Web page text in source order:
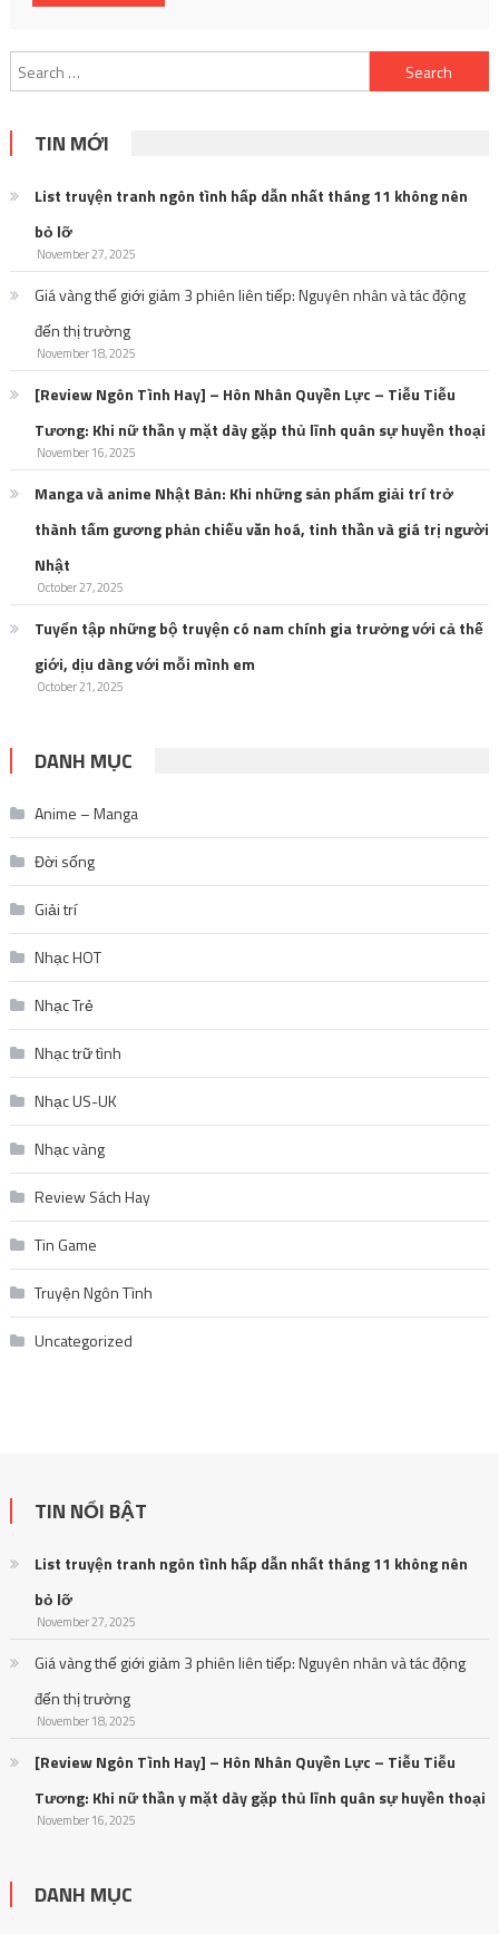
Search
for:
TIN MỚI
List truyện tranh ngôn tình hấp dẫn nhất tháng 11 không nên
bỏ lỡ
November 27, 2025
Giá vàng thế giới giảm 3 phiên liên tiếp: Nguyên nhân và tác động
đến thị trường
November 18, 2025
[Review Ngôn Tình Hay] – Hôn Nhân Quyền Lực – Tiễu Tiễu
Tương: Khi nữ thần y mặt dày gặp thủ lĩnh quân sự huyền thoại
November 16, 2025
Manga và anime Nhật Bản: Khi những sản phẩm giải trí trở
thành tấm gương phản chiếu văn hoá, tinh thần và giá trị người
Nhật
October 27, 2025
Tuyển tập những bộ truyện có nam chính gia trưởng với cả thế
giới, dịu dàng với mỗi mình em
October 21, 2025
DANH MỤC
Anime – Manga
Đời sống
Giải trí
Nhạc HOT
Nhạc Trẻ
Nhạc trữ tình
Nhạc US-UK
Nhạc vàng
Review Sách Hay
Tin Game
Truyện Ngôn Tình
Uncategorized
TIN NỔI BẬT
List truyện tranh ngôn tình hấp dẫn nhất tháng 11 không nên
bỏ lỡ
November 27, 2025
Giá vàng thế giới giảm 3 phiên liên tiếp: Nguyên nhân và tác động
đến thị trường
November 18, 2025
[Review Ngôn Tình Hay] – Hôn Nhân Quyền Lực – Tiễu Tiễu
Tương: Khi nữ thần y mặt dày gặp thủ lĩnh quân sự huyền thoại
November 16, 2025
DANH MỤC